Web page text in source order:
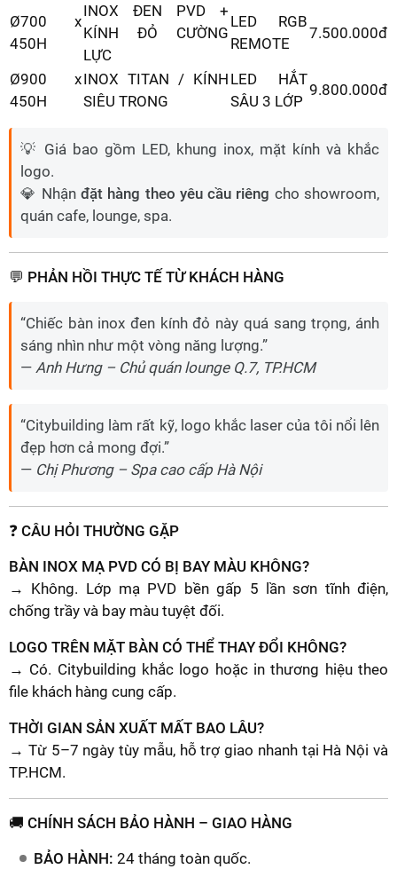
Ø700 x
450H
INOX ĐEN PVD +
KÍNH ĐỎ CƯỜNG
LỰC
LED RGB
REMOTE
7.500.000đ
Ø900 x
450H
INOX TITAN / KÍNH
SIÊU TRONG
LED HẮT
SÂU 3 LỚP
9.800.000đ
💡 Giá bao gồm LED, khung inox, mặt kính và khắc
logo.
💎 Nhận đặt hàng theo yêu cầu riêng cho showroom,
quán cafe, lounge, spa.
💬 PHẢN HỒI THỰC TẾ TỪ KHÁCH HÀNG
“Chiếc bàn inox đen kính đỏ này quá sang trọng, ánh
sáng nhìn như một vòng năng lượng.”
— Anh Hưng – Chủ quán lounge Q.7, TP.HCM
“Citybuilding làm rất kỹ, logo khắc laser của tôi nổi lên
đẹp hơn cả mong đợi.”
— Chị Phương – Spa cao cấp Hà Nội
❓ CÂU HỎI THƯỜNG GẶP
BÀN INOX MẠ PVD CÓ BỊ BAY MÀU KHÔNG?
→ Không. Lớp mạ PVD bền gấp 5 lần sơn tĩnh điện,
chống trầy và bay màu tuyệt đối.
LOGO TRÊN MẶT BÀN CÓ THỂ THAY ĐỔI KHÔNG?
→ Có. Citybuilding khắc logo hoặc in thương hiệu theo
file khách hàng cung cấp.
THỜI GIAN SẢN XUẤT MẤT BAO LÂU?
→ Từ 5–7 ngày tùy mẫu, hỗ trợ giao nhanh tại Hà Nội và
TP.HCM.
🚚 CHÍNH SÁCH BẢO HÀNH – GIAO HÀNG
BẢO HÀNH: 24 tháng toàn quốc.